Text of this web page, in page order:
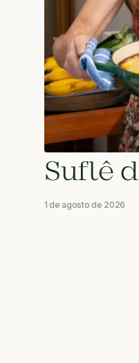
Suflê
1 de agosto de 2026